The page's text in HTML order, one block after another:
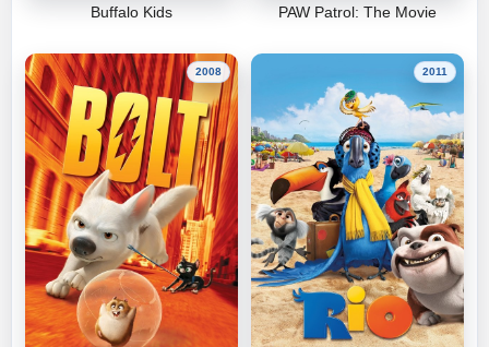
Buffalo Kids PAW Patrol: The Movie
2008 2011